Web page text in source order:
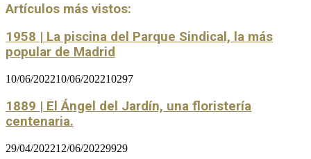
Artículos más vistos:
1958 | La piscina del Parque Sindical, la más
popular de Madrid
10/06/202210/06/202210297
1889 | El Ángel del Jardín, una floristería
centenaria.
29/04/202212/06/20229929